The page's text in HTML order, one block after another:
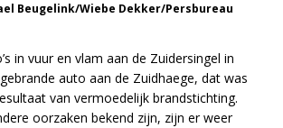
Beugelink/Wiebe Dekker/Persbureau
in vuur en vlam aan de Zuidersingel in
auto aan de Zuidhaege, dat was
van vermoedelijk brandstichting.
oorzaken bekend zijn, zijn er weer